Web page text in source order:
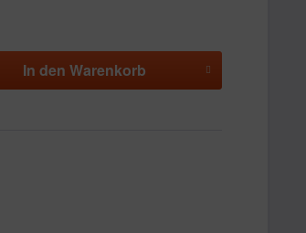
In den Warenkorb